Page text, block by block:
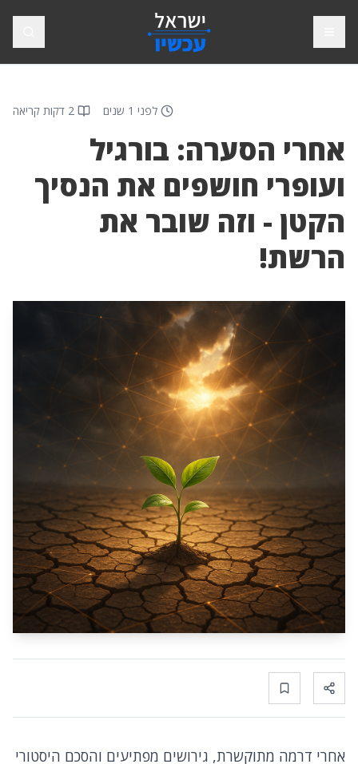
לפני 1 שנים 2 דקות קריאה
אחרי הסערה: בורגיל
ועופרי חושפים את הנסיך
הקטן - וזה שובר את
הרשת!
Share
Bookmark
אחרי דרמה מתוקשרת, גירושים מפתיעים והסכם היסטורי